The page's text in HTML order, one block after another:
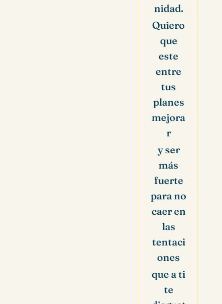
nidad.
Quiero
que
este
entre
tus
planes
mejora
r
y ser
más
fuerte
para no
caer en
las
tentaci
ones
que a ti
te